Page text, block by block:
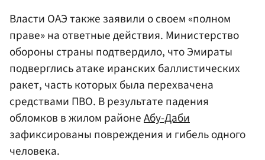
Власти ОАЭ также заявили о своем «полном
праве» на ответные действия. Министерство
обороны страны подтвердило, что Эмираты
подверглись атаке иранских баллистических
ракет, часть которых была перехвачена
средствами ПВО. В результате падения
обломков в жилом районеАбу-Даби
зафиксированы повреждения и гибель одного
человека.